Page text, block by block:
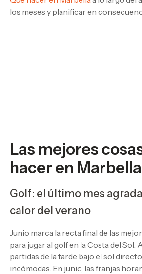
los meses y planificar en
Las mejores
hacer en
Golf: el último mes
calor del verano
Junio marca la recta final de las
para jugar al golf en la Costa del Sol.
partidas de la tarde bajo el sol
incómodas. En junio, las franjas